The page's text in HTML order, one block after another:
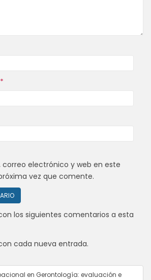
*
electrónico y web en este
vez que comente.
los siguientes comentarios a esta
cada nueva entrada.
en Gerontología: evaluación e